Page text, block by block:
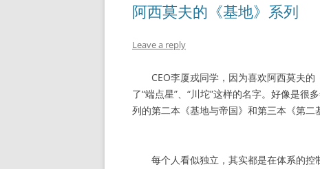
阿西莫夫的《基地》系列
Leave a reply
CEO李厦戎同学，因为喜欢阿西莫夫的
了“端点星”、“川坨”这样的名字。好像是
列的第二本《基地与帝国》和第三本《第二
每个人看似独立，其实都是在体系的控